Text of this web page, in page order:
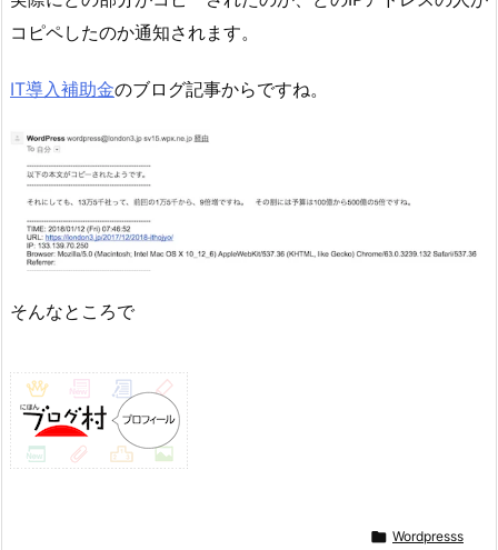
コピペしたのか通知されます。
IT導入補助金のブログ記事からですね。
そんなところで
 Wordpresss